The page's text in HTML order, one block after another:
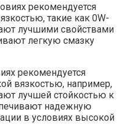
рекомендуется
такие как 0W-
лучшими свойствами
легкую смазку
рекомендуется
вязкостью, например,
лучшей стойкостью к
надежную
в условиях высокой